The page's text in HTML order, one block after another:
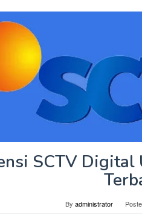
SCTV
By administrator